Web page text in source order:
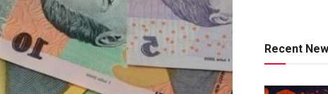
Recent